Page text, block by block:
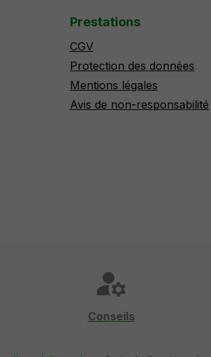
Prestations
CGV
Protection des données
Mentions légales
Avis de non-responsabilité
manage_accounts
Conseils